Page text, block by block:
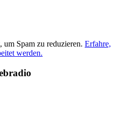
Spam zu reduzieren. Erfahre,
werden.